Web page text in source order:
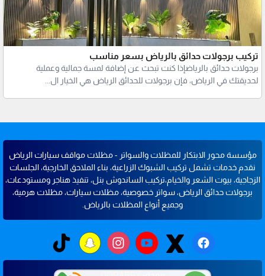
تركيب برجولات حدائق بالرياض بسعر مناسب
برجولات حدائق بالرياضإذا كنت تبحث عن إضافة لمسة جمالية وعملية
لحديقتك في الرياض، فإن برجولات للحدائق الرياض هي الخيار ال...
مؤسسة محور الابتكار للمظلات والسواتر - مظلات مواقف سيارات الرياض
نقدم خدمات تشمل تركيب الشبوك الزراعية، بناء الملاحق الخارجية، الجلسات
الزجاجية، بيوت الشعر والخيام،تركيب الساندوش بنل، تنفيذ هناجر ومستودعات،
برجولات حدائق الرياض، سواتر خصوصية، مظلات سيارات، مظلات هرمية،
وجميع أنواع المظلات بالرياض.
اتصل الآن